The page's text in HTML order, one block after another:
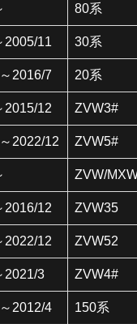
80系
2005/11 30系
2016/7 20系
2015/12 ZVW3#
2022/12 ZVW5#
ZVW/
2016/12 ZVW35
2022/12 ZVW52
2021/3 ZVW4#
2012/4 150系